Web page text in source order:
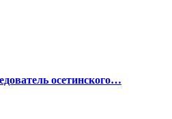
осетинского…